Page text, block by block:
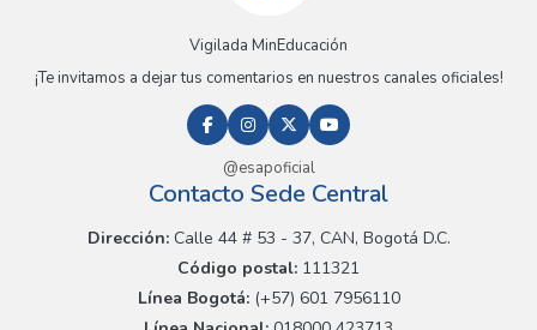
Vigilada MinEducación
¡Te invitamos a dejar tus comentarios en nuestros canales oficiales!
@esapoficial
Contacto Sede Central
Dirección:Calle 44 # 53 - 37, CAN, Bogotá D.C.
Código postal: 111321
Línea Bogotá:(+57) 601 7956110